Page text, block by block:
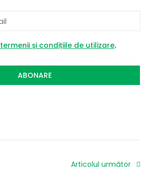
termenii și condițiile de utilizare.
ABONARE
Articolul următor